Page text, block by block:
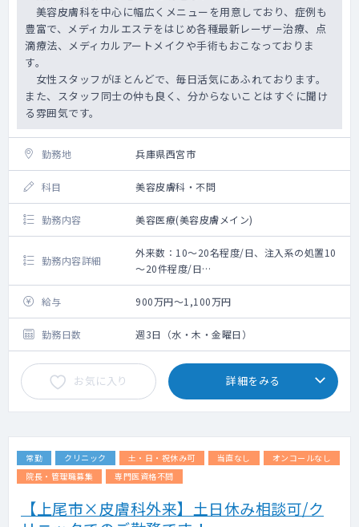
美容皮膚科を中心に幅広くメニューを用意しており、症例も
豊富で、メディカルエステをはじめ各種最新レーザー治療、点
滴療法、メディカルアートメイクや手術もおこなっておりま
す。
女性スタッフがほとんどで、毎日活気にあふれております。
また、スタッフ同士の仲も良く、分からないことはすぐに聞け
る雰囲気です。
勤務地 兵庫県西宮市
科目 美容皮膚科・不問
勤務内容 美容医療(美容皮膚メイン)
勤務内容詳細
外来数：10～20名程度/日、注入系の処置10
～20件程度/日
《主な疾患》
美容皮膚（にきび、アンチエイジングな
ど）、ヒアルロン酸・ボトックス注入、
ニキビ・アトピーなどの治療
ピアッシング、レーザー、皮膚腫瘍摘出
術、二重瞼・糸リフトなどの手術治療
【設備】
電子カルテ：あり
給与 900万円～1,100万円
勤務日数 週3日（水・木・金曜日）
お気に入り 詳細をみる
常勤 クリニック 土・日・祝休み可 当直なし
オンコールなし
院長・管理職募集
専門医資格不問
【上尾市×皮膚科外来】土日休み相談可/ク